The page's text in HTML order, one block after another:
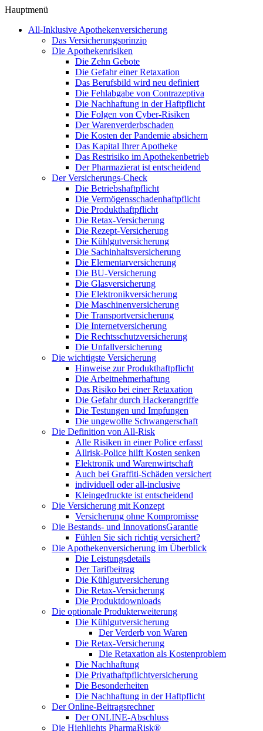
Hauptmenü
All-Inklusive Apothekenversicherung
Das Versicherungsprinzip
Die Apothekenrisiken
Die Zehn Gebote
Die Gefahr einer Retaxation
Das Berufsbild wird neu definiert
Die Fehlabgabe von Contrazeptiva
Die Nachhaftung in der Haftpflicht
Die Folgen von Cyber-Risiken
Der Warenverderbschaden
Die Kosten der Pandemie absichern
Das Kapital Ihrer Apotheke
Das Restrisiko im Apothekenbetrieb
Der Pharmazierat ist entscheidend
Der Versicherungs-Check
Die Betriebshaftpflicht
Die Vermögensschadenhaftpflicht
Die Produkthaftpflicht
Die Retax-Versicherung
Die Rezept-Versicherung
Die Kühlgutversicherung
Die Sachinhaltsversicherung
Die Elementarversicherung
Die BU-Versicherung
Die Glasversicherung
Die Elektronikversicherung
Die Maschinenversicherung
Die Transportversicherung
Die Internetversicherung
Die Rechtsschutzversicherung
Die Unfallversicherung
Die wichtigste Versicherung
Hinweise zur Produkthaftpflicht
Die Arbeitnehmerhaftung
Das Risiko bei einer Retaxation
Die Gefahr durch Hackerangriffe
Die Testungen und Impfungen
Die ungewollte Schwangerschaft
Die Definition von All-Risk
Alle Risiken in einer Police erfasst
Allrisk-Police hilft Kosten senken
Elektronik und Warenwirtschaft
Auch bei Graffiti-Schäden versichert
individuell oder all-inclusive
Kleingedruckte ist entscheidend
Die Versicherung mit Konzept
Versicherung ohne Kompromisse
Die Bestands- und InnovationsGarantie
Fühlen Sie sich richtig versichert?
Die Apothekenversicherung im Überblick
Die Leistungsdetails
Der Tarifbeitrag
Die Kühlgutversicherung
Die Retax-Versicherung
Die Produktdownloads
Die optionale Produkterweiterung
Die Kühlgutversicherung
Der Verderb von Waren
Die Retax-Versicherung
Die Retaxation als Kostenproblem
Die Nachhaftung
Die Privathaftpflichtversicherung
Die Besonderheiten
Die Nachhaftung in der Haftpflicht
Der Online-Beitragsrechner
Der ONLINE-Abschluss
Die Highlights PharmaRisk®